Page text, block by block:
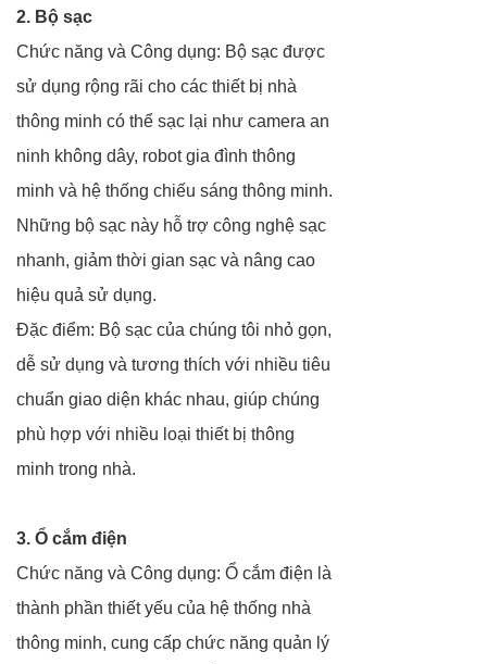
2. Bộ sạc
Chức năng và Công dụng: Bộ sạc được
sử dụng rộng rãi cho các thiết bị nhà
thông minh có thể sạc lại như camera an
ninh không dây, robot gia đình thông
minh và hệ thống chiếu sáng thông minh.
Những bộ sạc này hỗ trợ công nghệ sạc
nhanh, giảm thời gian sạc và nâng cao
hiệu quả sử dụng.
Đặc điểm: Bộ sạc của chúng tôi nhỏ gọn,
dễ sử dụng và tương thích với nhiều tiêu
chuẩn giao diện khác nhau, giúp chúng
phù hợp với nhiều loại thiết bị thông
minh trong nhà.
3. Ổ cắm điện
Chức năng và Công dụng: Ổ cắm điện là
thành phần thiết yếu của hệ thống nhà
thông minh, cung cấp chức năng quản lý